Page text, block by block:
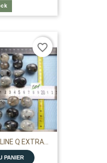
Q EXTRA...
PANIER
favorite_border